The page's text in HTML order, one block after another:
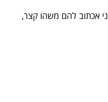
אכתוב להם משהו קצר,